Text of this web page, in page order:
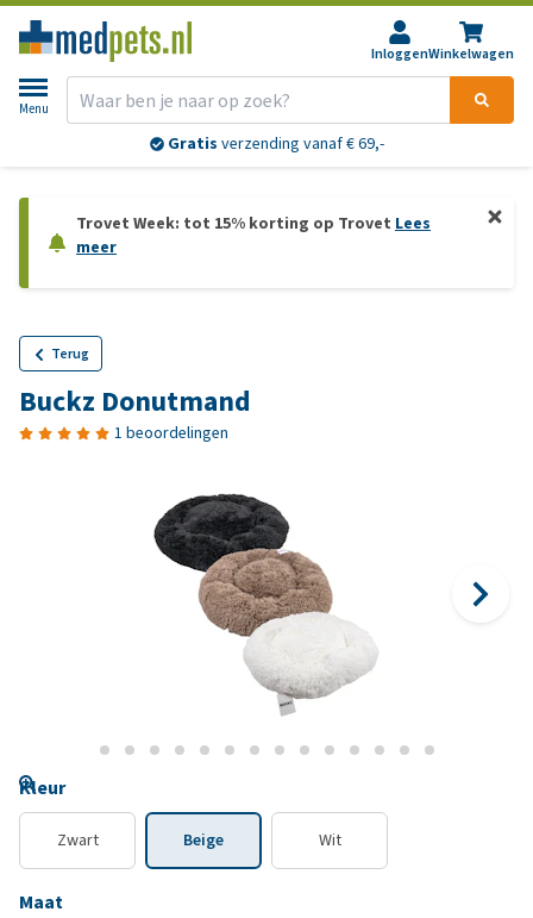
InloggenWinkelwagen
Menu
Gratis verzending vanaf € 69,-
Trovet Week: tot 15% korting op Trovet Lees
meer
Terug
Buckz Donutmand
1 beoordelingen
Kleur
Zwart Beige Wit
Maat